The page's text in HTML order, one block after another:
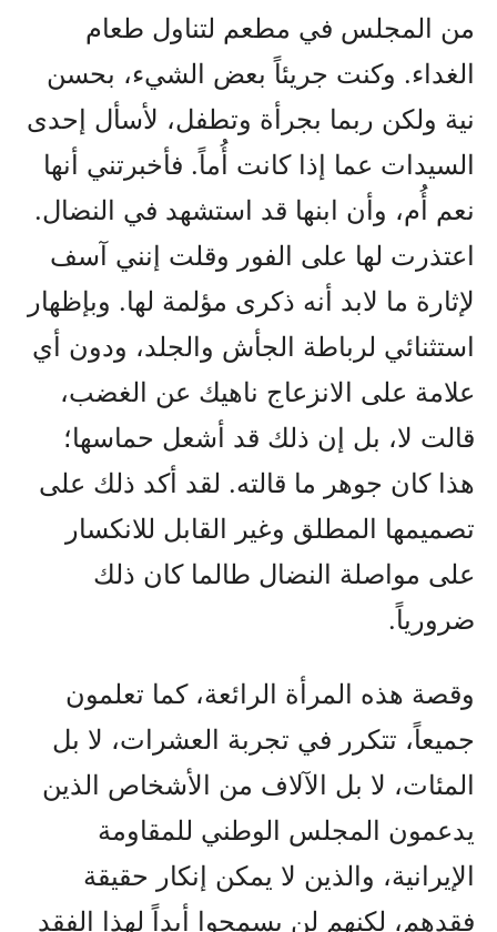
من المجلس في مطعم لتناول طعام
الغداء. وكنت جريئاً بعض الشيء، بحسن
نية ولكن ربما بجرأة وتطفل، لأسأل إحدى
السيدات عما إذا كانت أُماً. فأخبرتني أنها
نعم أُم، وأن ابنها قد استشهد في النضال.
اعتذرت لها على الفور وقلت إنني آسف
لإثارة ما لابد أنه ذكرى مؤلمة لها. وبإظهار
استثنائي لرباطة الجأش والجلد، ودون أي
علامة على الانزعاج ناهيك عن الغضب،
قالت لا، بل إن ذلك قد أشعل حماسها؛
هذا كان جوهر ما قالته. لقد أكد ذلك على
تصميمها المطلق وغير القابل للانكسار
على مواصلة النضال طالما كان ذلك
ضرورياً.
وقصة هذه المرأة الرائعة، كما تعلمون
جميعاً، تتكرر في تجربة العشرات، لا بل
المئات، لا بل الآلاف من الأشخاص الذين
يدعمون المجلس الوطني للمقاومة
الإيرانية، والذين لا يمكن إنكار حقيقة
فقدهم، لكنهم لن يسمحوا أبداً لهذا الفقد